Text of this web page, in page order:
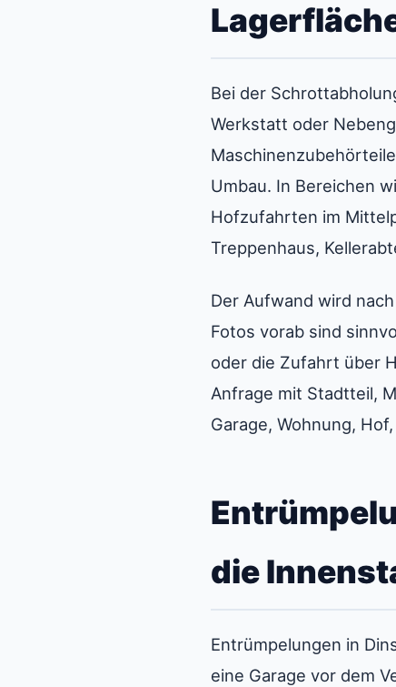
Bei der
Werkstatt oder
Umbau. In Bereichen
Hofzufahrten im
Treppenhaus,
Der Aufwand wird
Fotos vorab sind
oder die Zufahrt über
Anfrage mit Stadtteil,
Garage, Wohnung,
die
Entrümpelungen in
eine Garage vor dem